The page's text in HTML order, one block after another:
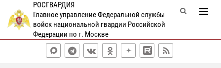
РОСГВАРДИЯ
Главное управление Федеральной службы
войск национальной гвардии Российской
Федерации по г. Москве